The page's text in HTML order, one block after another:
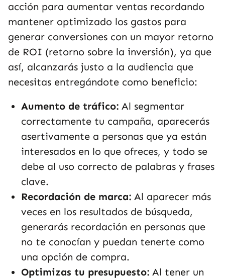
acción para aumentar ventas recordando
mantener optimizado los gastos para
generar conversiones con un mayor retorno
de ROI (retorno sobre la inversión), ya que
así, alcanzarás justo a la audiencia que
necesitas entregándote como beneficio:
Aumento de tráfico: Al segmentar
correctamente tu campaña, aparecerás
asertivamente a personas que ya están
interesados en lo que ofreces, y todo se
debe al uso correcto de palabras y frases
clave.
Recordación de marca: Al aparecer más
veces en los resultados de búsqueda,
generarás recordación en personas que
no te conocían y puedan tenerte como
una opción de compra.
Optimizas tu presupuesto: Al tener un